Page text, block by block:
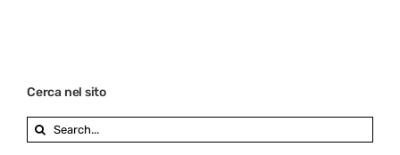
Cerca nel sito
Search
for: